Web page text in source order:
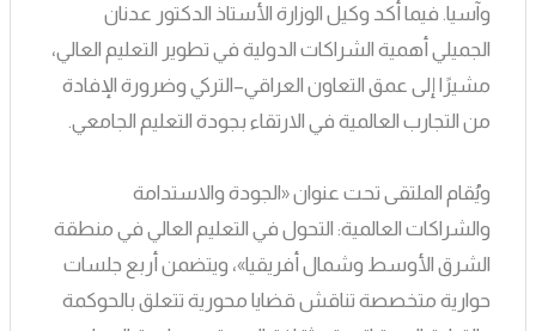
وآسيا. فيما أكد وكيل الوزارة الأستاذ الدكتور عدنان
الجميلي أهمية الشراكات الدولية في تطوير التعليم العالي،
مشيرًا إلى عمق التعاون العراقي–التركي وضرورة الإفادة
من التجارب العالمية في الارتقاء بجودة التعليم الجامعي.
ويُقام الملتقى تحت عنوان «الجودة والاستدامة
والشراكات العالمية: التحول في التعليم العالي في منطقة
الشرق الأوسط وشمال أفريقيا»، ويتضمن أربع جلسات
حوارية متخصصة تناقش قضايا محورية تتعلق بالحوكمة